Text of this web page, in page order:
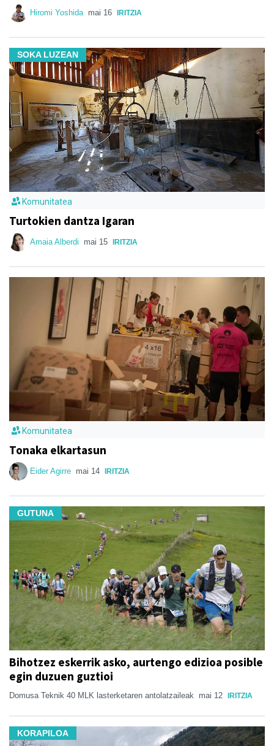
Hiromi Yoshida mai 16 IRITZIA
SOKA LUZEAN
Komunitatea
Turtokien dantza Igaran
Amaia Alberdi mai 15 IRITZIA
Komunitatea
Tonaka elkartasun
Eider Agirre mai 14 IRITZIA
GUTUNA
Bihotzez eskerrik asko, aurtengo edizioa posible
egin duzuen guztioi
Domusa Teknik 40 MLK lasterketaren antolatzaileak mai 12 IRITZIA
KORAPILOA